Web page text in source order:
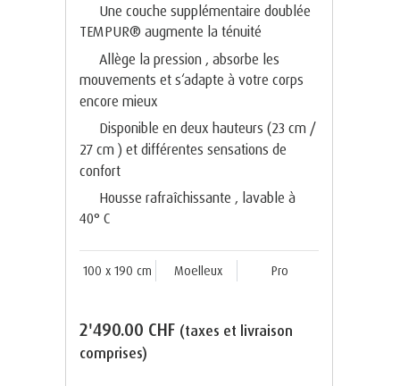
Une couche supplémentaire doublée
TEMPUR® augmente la ténuité
Allège la pression , absorbe les
mouvements et s‘adapte à votre corps
encore mieux
Disponible en deux hauteurs (23 cm /
27 cm ) et différentes sensations de
confort
Housse rafraîchissante , lavable à
40° C
100 x 190 cm Moelleux Pro
2'490.00 CHF (taxes et livraison
comprises)